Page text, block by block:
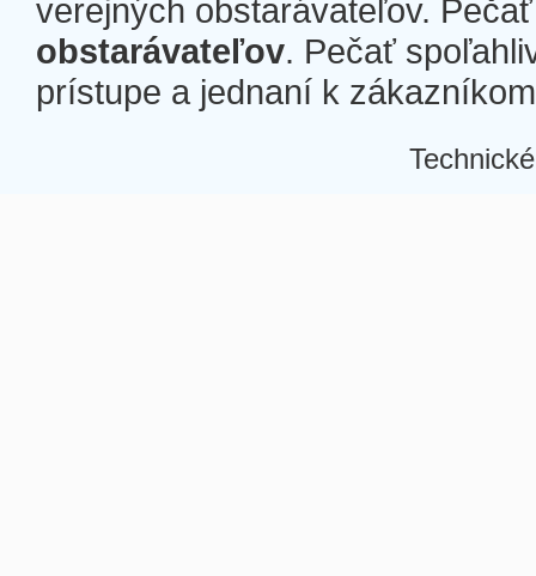
verejných obstarávateľov.
obstarávateľov. Pečať
prístupe a jednaní k